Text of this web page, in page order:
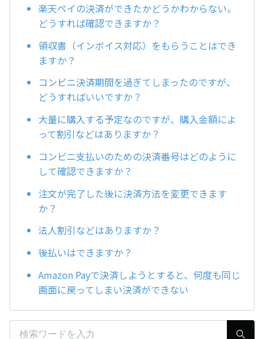
楽天ペイの決済ができたかどうかわからない。
どうすれば確認できますか？
領収書（インボイス対応）をもらうことはでき
ますか？
コンビニ決済期間を過ぎてしまったのですが、
どうすればいいですか？
大量に購入する予定なのですが、購入金額によ
って割引などはありますか？
コンビニ支払いのための決済番号はどのように
して確認できますか？
注文が完了した後に決済方法を変更できます
か？
法人割引などはありますか？
後払いはできますか？
Amazon Payで決済しようとすると、何度も同じ
画面に戻ってしまい決済ができない